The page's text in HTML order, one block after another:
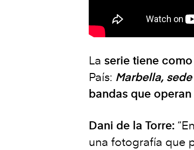
La serie tiene
País: Marbella,
bandas que operan
Dani de la Torre:
una fotografía que